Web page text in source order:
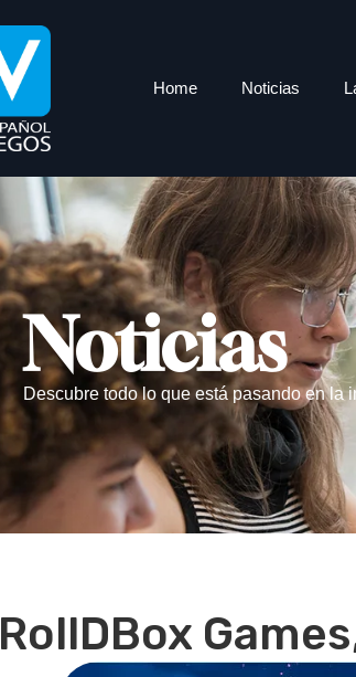
Home Noticias
Noticias
Descubre todo lo que está pasando en la
RollDBox